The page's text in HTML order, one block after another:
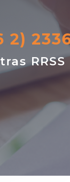
2)
RRSS